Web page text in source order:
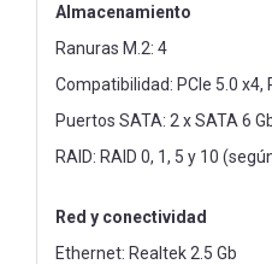
Almacenamiento
Ranuras M.2: 4
Compatibilidad: PCIe 5.0 x4,
Puertos SATA: 2 x SATA 6
RAID: RAID 0, 1, 5 y 10
Red y conectividad
Ethernet: Realtek 2.5 Gb